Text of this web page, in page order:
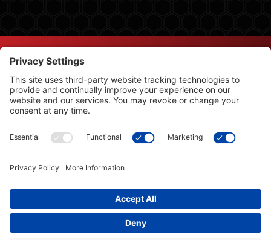
© Copyright 2026 Leysons Ltd.
Conditions d’utilisation|
Politique en matière de cookies